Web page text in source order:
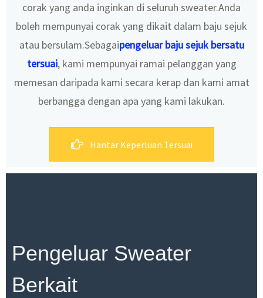
corak yang anda inginkan di seluruh sweater.Anda
boleh mempunyai corak yang dikait dalam baju sejuk
atau bersulam.Sebagaipengeluar baju sejuk bersatu
tersuai, kami mempunyai ramai pelanggan yang
memesan daripada kami secara kerap dan kami amat
berbangga dengan apa yang kami lakukan.
Hantar Keperluan Tersuai
Pengeluar Sweater
Berkait